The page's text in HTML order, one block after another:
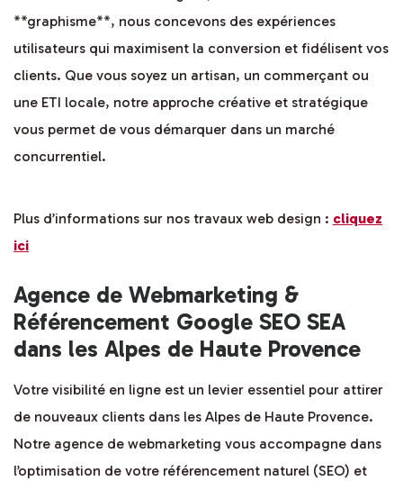
**graphisme**, nous concevons des expériences
utilisateurs qui maximisent la conversion et fidélisent vos
clients. Que vous soyez un artisan, un commerçant ou
une ETI locale, notre approche créative et stratégique
vous permet de vous démarquer dans un marché
concurrentiel.
Plus d’informations sur nos travaux web design : cliquez
ici
Agence de Webmarketing &
Référencement Google SEO SEA
dans les Alpes de Haute Provence
Votre visibilité en ligne est un levier essentiel pour attirer
de nouveaux clients dans les Alpes de Haute Provence.
Notre agence de webmarketing vous accompagne dans
l’optimisation de votre référencement naturel (SEO) et